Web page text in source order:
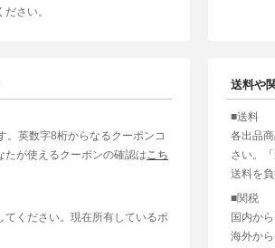
さい。
。英数字8桁からなるクーポンコ
たが使えるクーポンの確認は こち
ください。現在所有しているポ
送料や
■送料
各出品
さい。
送料を負
■関税
国内か
海外か